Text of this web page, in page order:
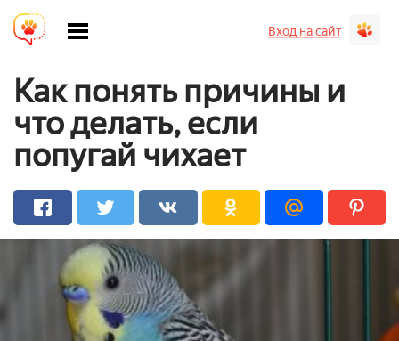
Вход на сайт
Как понять причины и
что делать, если
попугай чихает